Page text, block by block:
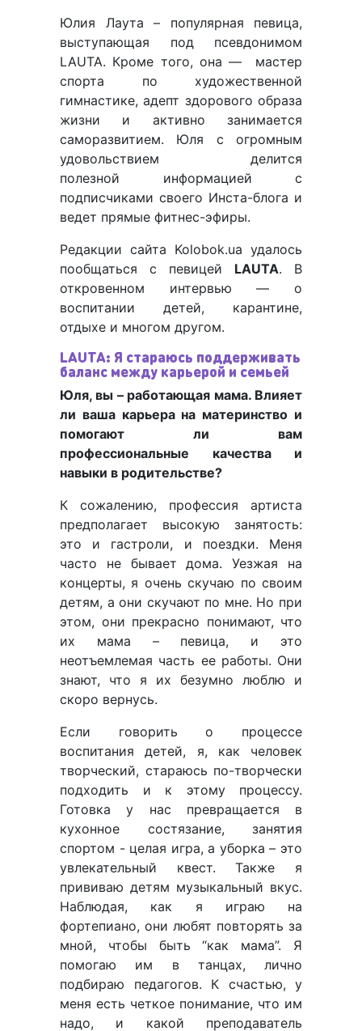
Юлия Лаута – популярная певица,
выступающая под псевдонимом
LAUTA. Кроме того, она — мастер
спорта по художественной
гимнастике, адепт здорового образа
жизни и активно занимается
саморазвитием. Юля с огромным
удовольствием делится
полезной информацией с
подписчиками своего Инста-блога и
ведет прямые фитнес-эфиры.
Редакции сайта Kolobok.ua удалось
пообщаться с певицей LAUTA. В
откровенном интервью — о
воспитании детей, карантине,
отдыхе и многом другом.
LAUTA: Я стараюсь поддерживать
баланс между карьерой и семьей
Юля, вы – работающая мама. Влияет
ли ваша карьера на материнство и
помогают ли вам
профессиональные качества и
навыки в родительстве?
К сожалению, профессия артиста
предполагает высокую занятость:
это и гастроли, и поездки. Меня
часто не бывает дома. Уезжая на
концерты, я очень скучаю по своим
детям, а они скучают по мне. Но при
этом, они прекрасно понимают, что
их мама – певица, и это
неотъемлемая часть ее работы. Они
знают, что я их безумно люблю и
скоро вернусь.
Если говорить о процессе
воспитания детей, я, как человек
творческий, стараюсь по-творчески
подходить и к этому процессу.
Готовка у нас превращается в
кухонное состязание, занятия
спортом - целая игра, а уборка – это
увлекательный квест. Также я
прививаю детям музыкальный вкус.
Наблюдая, как я играю на
фортепиано, они любят повторять за
мной, чтобы быть “как мама”. Я
помогаю им в танцах, лично
подбираю педагогов. К счастью, у
меня есть четкое понимание, что им
надо, и какой преподаватель